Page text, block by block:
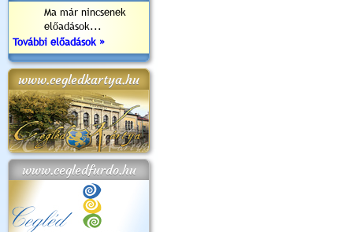
Ma már nincsenek
előadások...
További előadások »
www.cegledkartya.hu
www.cegledfurdo.hu